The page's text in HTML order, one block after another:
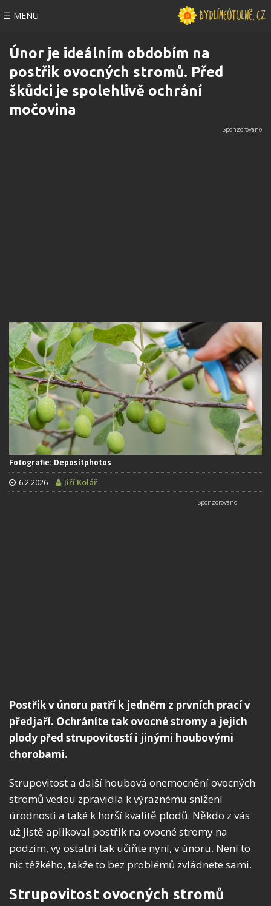
☰ MENU
Únor je ideálním obdobím na
postřik ovocných stromů. Před
škůdci je spolehlivě ochrání
močovina
Fotografie: Depositphotos
6.2.2026 Jiří Kolář
Postřik v únoru patří k jedněm z prvních prací v
předjaří. Ochráníte tak ovocné stromy a jejich
plody před strupovitostí i jinými houbovými
chorobami.
Strupovitost a další houbová onemocnění ovocných
stromů vedou zpravidla k výraznému snížení
úrodnosti a také k horší kvalitě plodů. Někdo z vás
už jistě aplikoval postřik na ovocné stromy na
podzim, vy ostatní tak učiňte nyní, v únoru. Není to
nic těžkého, takže to bez problémů zvládnete sami.
Strupovitost ovocných stromů